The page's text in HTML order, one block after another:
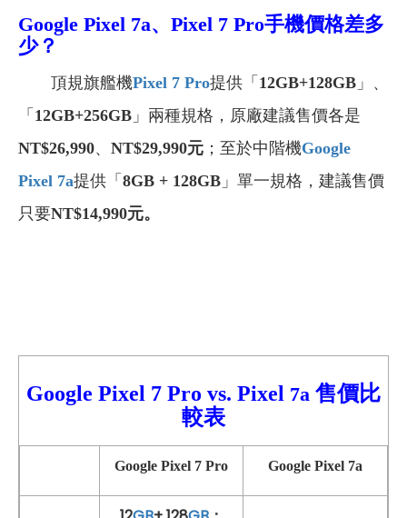
Google Pixel 7a、Pixel 7 Pro手機價格差多
少？
頂規旗艦機Pixel 7 Pro提供 「 12GB+128GB 」、
「 12GB+256GB 」兩種規格， 原廠建議售價各是
NT$26,990、 NT$29,990元 ；至於中階機Google
Pixel 7a提供「 8GB + 128GB 」單一規格，建議售價
只要NT$14,990元。
Google Pixel 7 Pro vs. Pixel 7a 售價比
較表
Google Pixel 7 Pro Google Pixel 7a